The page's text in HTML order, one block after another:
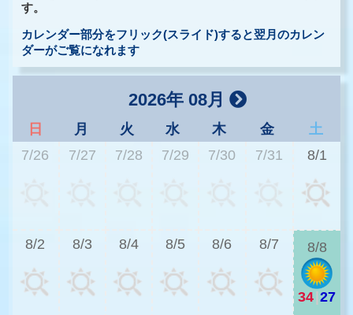
す。
カレンダー部分をフリック(スライド)すると翌月のカレン
ダーがご覧になれます
2026年 08月
日 月 火 水 木 金
土
7/26
7/27 7/28 7/29 7/30 7/31 8/1
8/2 8/3 8/4 8/5 8/6 8/7 8/8
34 27